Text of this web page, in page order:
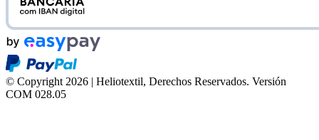
© Copyright 2026 | Heliotextil, Derechos Reservados. Versión
COM 028.05